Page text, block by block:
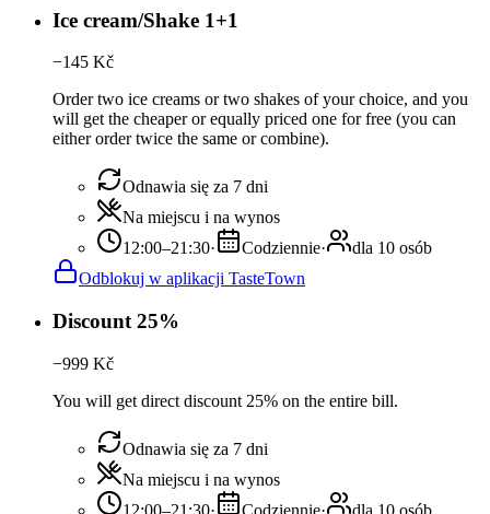
Ice cream/Shake 1+1
−145 Kč
Order two ice creams or two shakes of your choice, and you
will get the cheaper or equally priced one for free (you can
either order twice the same or combine).
Odnawia się za 7 dni
Na miejscu i na wynos
12:00–21:30· Codziennie·
dla 10 osób
Odblokuj w aplikacji TasteTown
Discount 25%
−999 Kč
You will get direct discount 25% on the entire bill.
Odnawia się za 7 dni
Na miejscu i na wynos
12:00–21:30· Codziennie·
dla 10 osób